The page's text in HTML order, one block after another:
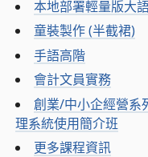
本地部署輕量版大
童裝製作 (半截裙)
手語高階
會計文員實務
創業/中小企經營系
理系統使用簡介班
更多課程資訊